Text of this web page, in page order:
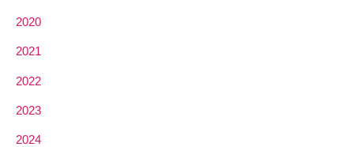
2020
2021
2022
2023
2024